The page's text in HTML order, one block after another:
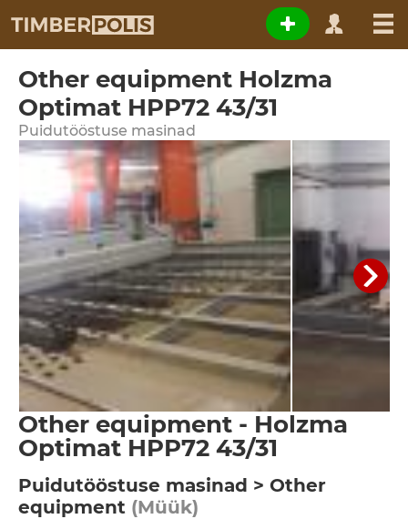
Other equipment Holzma
Optimat HPP72 43/31
Puidutööstuse masinad
Other equipment - Holzma
Optimat HPP72 43/31
Puidutööstuse masinad > Other
equipment (Müük)